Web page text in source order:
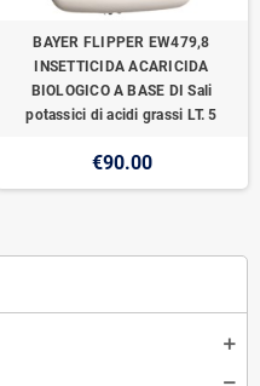
BAYER FLIPPER EW479,8
INSETTICIDA ACARICIDA
BIOLOGICO A BASE DI Sali
potassici di acidi grassi LT. 5
€90.00